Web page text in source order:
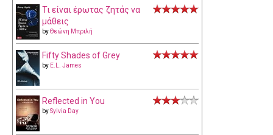
Τι είναι έρωτας ζητάς να
μάθεις
byΘεώνη Μπριλή
Fifty Shades of Grey
by E.L. James
Reflected in You
bySylvia Day